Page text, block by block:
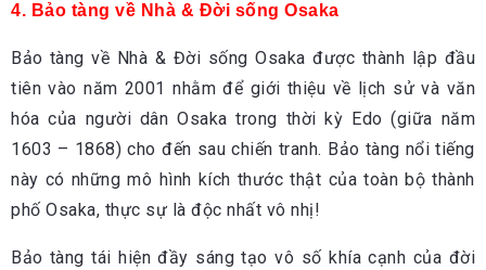
4. Bảo tàng về Nhà & Đời sống Osaka
Bảo tàng về Nhà & Đời sống Osaka được thành lập đầu
tiên vào năm 2001 nhằm để giới thiệu về lịch sử và văn
hóa của người dân Osaka trong thời kỳ Edo (giữa năm
1603 – 1868) cho đến sau chiến tranh. Bảo tàng nổi tiếng
này có những mô hình kích thước thật của toàn bộ thành
phố Osaka, thực sự là độc nhất vô nhị!
Bảo tàng tái hiện đầy sáng tạo vô số khía cạnh của đời